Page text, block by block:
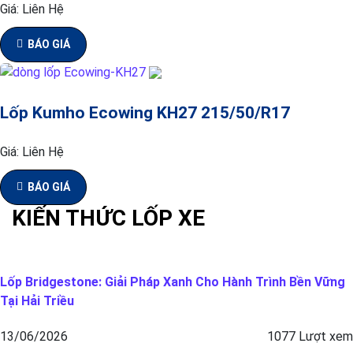
Giá: Liên Hệ
BÁO GIÁ
Lốp Kumho Ecowing KH27 215/50/R17
Giá: Liên Hệ
BÁO GIÁ
KIẾN THỨC LỐP XE
Lốp Bridgestone: Giải Pháp Xanh Cho Hành Trình Bền Vững
Tại Hải Triều
13/06/2026
1077 Lượt xem